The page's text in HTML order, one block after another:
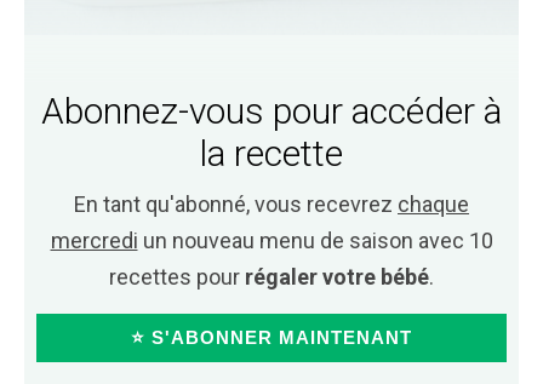
Abonnez-vous pour accéder à
la recette
En tant qu'abonné, vous recevrez chaque
mercredi un nouveau menu de saison avec 10
recettes pour régaler votre bébé.
⭐ S'ABONNER MAINTENANT